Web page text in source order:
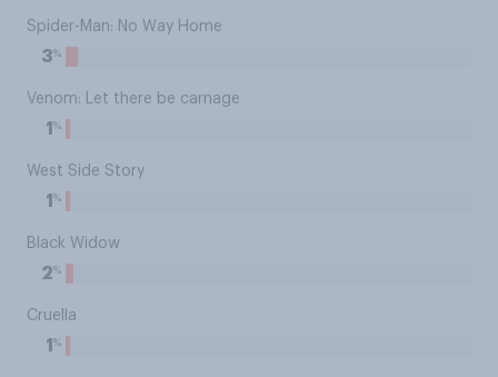
Spider-Man: No Way Home
3%
Venom: Let there be carnage
1 %
West Side Story
1 %
Black Widow
2%
Cruella
1 %